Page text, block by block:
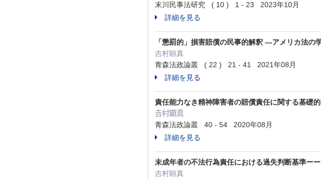
末川民事法研究 ( 10 ) 1 - 23 2023年10月
詳細を見る
「懲罰的」損害賠償の民事的解釈 ―アメリカ法の
吉村顕真
青森法政論叢 ( 22 ) 21 - 41 2021年08月
詳細を見る
責任能力なき精神障害者の賠償責任に関する基礎
𠮷村顕真
青森法政論叢 40 - 54 2020年08月
詳細を見る
未成年者の不法行為責任における過失判断基準ー
吉村顕真